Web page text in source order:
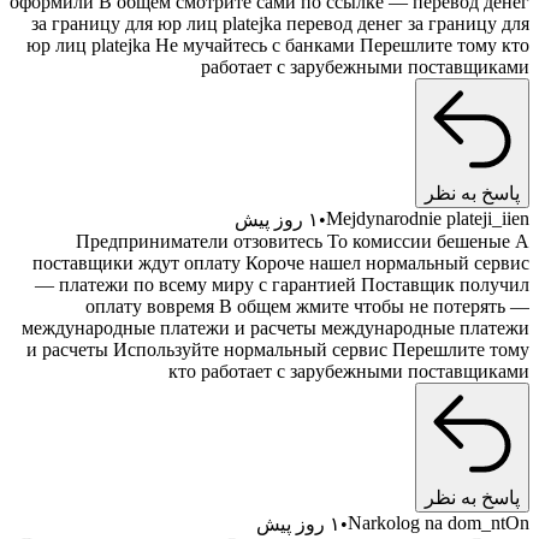
за границу для юр лиц platejka перевод денег за
юр лиц platejka Не мучайтесь с банками Перешлите
работает с зарубежными
به نظر
Mejdynarodnie ۱ روز پیش
Предприниматели отзовитесь То комиссии
поставщики ждут оплату Короче нашел нормальный
— платежи по всему миру с гарантией Поставщик
оплату вовремя В общем жмите чтобы не
международные платежи и расчеты международные
и расчеты Используйте нормальный сервис Перешлите
кто работает с зарубежными
به نظر
Narkolog na ۱ روز پیش